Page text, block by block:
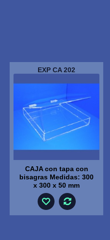
EXP CA 202
CAJA con tapa con
bisagras Medidas: 300
x 300 x 50 mm